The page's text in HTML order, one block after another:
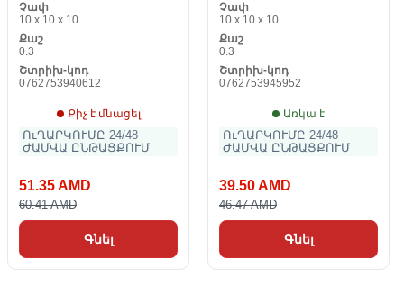
802_ 715MU No52 mm
Չափ
10 x 10 x 10
Քաշ
0.3
Շտրիխ-կոդ
0762753940612
Քիչ է մնացել
ՈւՂԱՐԿՈՒՄԸ 24/48
ԺԱՄՎԱ ԸՆԹԱՑՔՈՒՄ
51.35 AMD
60.41 AMD
Գնել
Չափ
10 x 10 x 10
Քաշ
0.3
Շտրիխ-կոդ
0762753945952
Առկա է
ՈւՂԱՐԿՈՒՄԸ 24/48
ԺԱՄՎԱ ԸՆԹԱՑՔՈՒՄ
39.50 AMD
46.47 AMD
Գնել